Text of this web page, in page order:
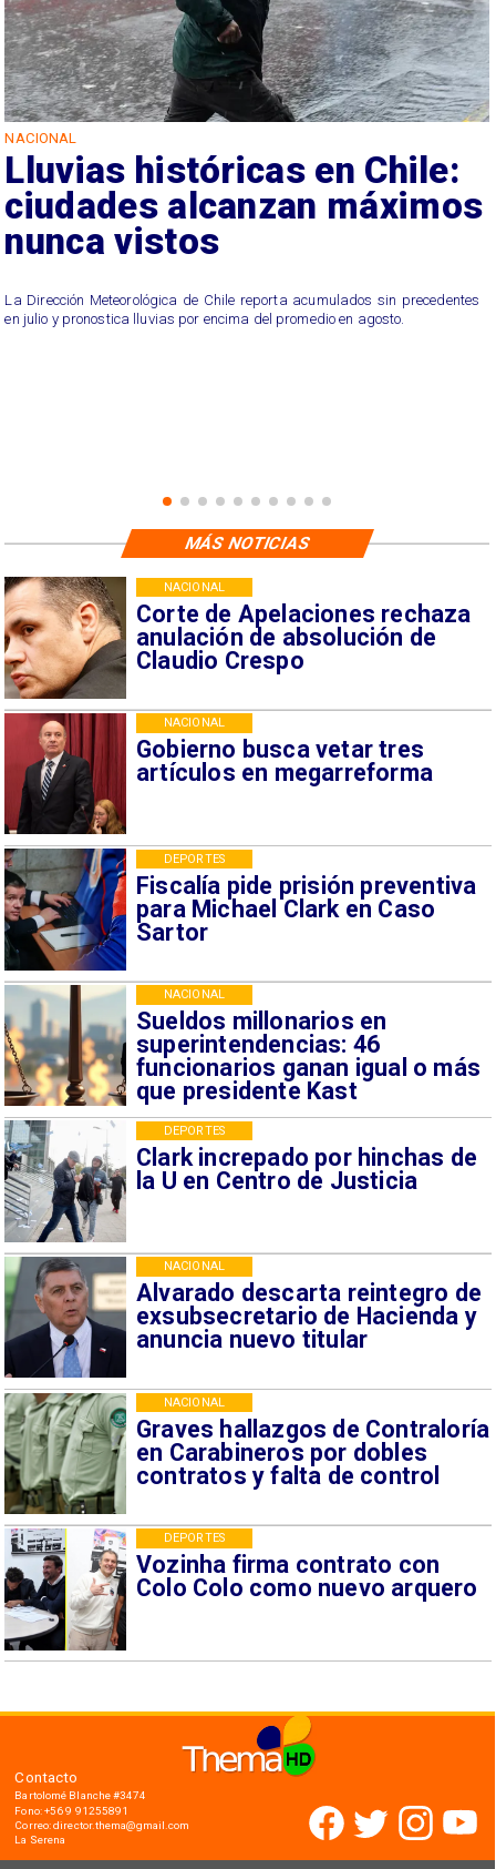
NACIONAL
Lluvias históricas en Chile:
ciudades alcanzan máximos
nunca vistos
La Dirección Meteorológica de Chile reporta acumulados sin precedentes
en julio y pronostica lluvias por encima del promedio en agosto.
Corte de Apelaciones rechaza
anulación de absolución de
Claudio Crespo
NACIONAL
Gobierno busca vetar tres
artículos en megarreforma
NACIONAL
Fiscalía pide prisión preventiva
para Michael Clark en Caso
Sartor
DEPORTES
Sueldos millonarios en
superintendencias: 46
funcionarios ganan igual o más
que presidente Kast
NACIONAL
Clark increpado por hinchas de
la U en Centro de Justicia
DEPORTES
Alvarado descarta reintegro de
exsubsecretario de Hacienda y
anuncia nuevo titular
NACIONAL
Graves hallazgos de Contraloría
en Carabineros por dobles
contratos y falta de control
NACIONAL
Vozinha firma contrato con
Colo Colo como nuevo arquero
DEPORTES
MÁS NOTICIAS
Contacto
Bartolomé Blanche #3474
Fono: +56 9 91255891
Correo: director.thema@gmail.com
La Serena